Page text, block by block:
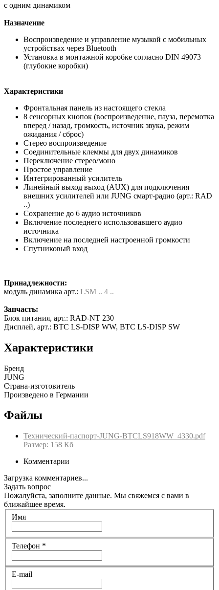
с одним динамиком
Назначение
Воспроизведение и управление музыкой с мобильных
устройствах через Bluetooth
Установка в монтажной коробке согласно DIN 49073
(глубокие коробки)
Характеристики
Фронтальная панель из настоящего стекла
8 сенсорных кнопок (воспроизведение, пауза, перемотка
вперед / назад, громкость, источник звука, режим
ожидания / сброс)
Стерео воспроизведение
Соединительные клеммы для двух динамиков
Переключение стерео/моно
Простое управление
Интегрированный усилитель
Линейный выход выход (AUX) для подключения
внешних усилителей или JUNG смарт-радио (арт.: RAD
..)
Сохранение до 6 аудио источников
Включение последнего использовавшего аудио
источника
Включение на последней настроенной громкости
Спутниковый вход
Принадлежности:
модуль динамика арт.: LSM .. 4 ..
Запчасть:
Блок питания, арт.: RAD-NT 230
Дисплей, арт.: BTC LS-DISP WW, BTC LS-DISP SW
Характеристики
Бренд
JUNG
Страна-изготовитель
Произведено в Германии
Файлы
Технический-паспорт-JUNG-BTCLS918WW_4330.pdf
Размер: 158 Кб
Комментарии
Загрузка комментариев...
Задать вопрос
Пожалуйста, заполните данные. Мы свяжемся с вами в
ближайшее время.
Имя
Телефон *
E-mail